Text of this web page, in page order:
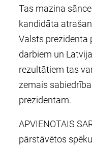
Tas mazina
kandidāta
Valsts prezidenta
darbiem un
rezultātiem tas
zemais
prezidentam.
APVIENOTAIS
pārstāvētos